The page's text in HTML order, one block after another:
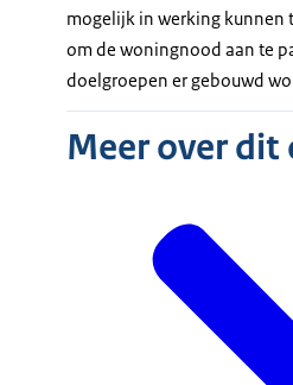
mogelijk in werking kunnen
om de woningnood aan te
doelgroepen er gebouwd
Meer over